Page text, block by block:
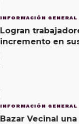
INFORMACIÓN GENERAL
Logran
incremento en
INFORMACIÓN GENERAL
Bazar Vecinal